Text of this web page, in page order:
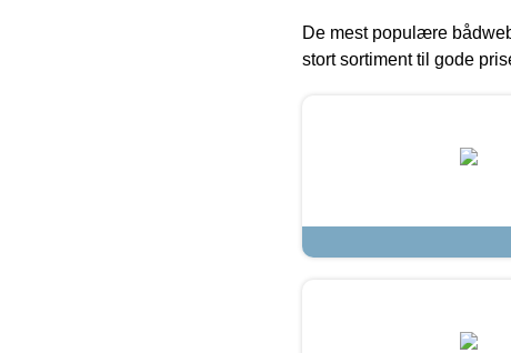
De mest populære
stort sortiment til gode